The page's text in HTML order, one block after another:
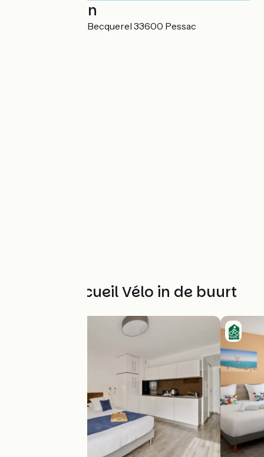
Localisation
2 avenue Antoine Becquerel 33600 Pessac
Andere Accueil Vélo in de buurt